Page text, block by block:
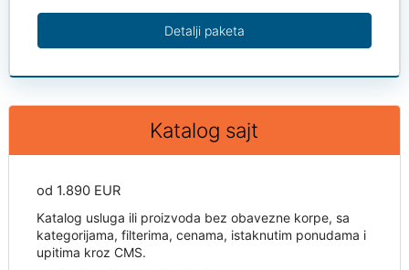
Detalji paketa
Katalog sajt
od 1.890 EUR
Katalog usluga ili proizvoda bez obavezne korpe, sa
kategorijama, filterima, cenama, istaknutim ponudama i
upitima kroz CMS.